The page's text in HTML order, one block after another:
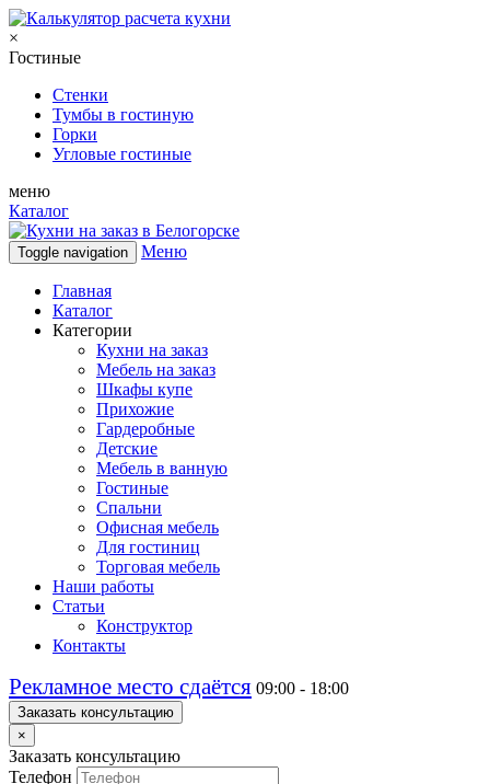
×
Гостиные
Стенки
Тумбы в гостиную
Горки
Угловые гостиные
меню
Каталог
Toggle navigation Меню
Главная
Каталог
Категории
Кухни на заказ
Мебель на заказ
Шкафы купе
Прихожие
Гардеробные
Детские
Мебель в ванную
Гостиные
Спальни
Офисная мебель
Для гостиниц
Торговая мебель
Наши работы
Статьи
Конструктор
Контакты
Рекламное место сдаётся 09:00 - 18:00
Заказать консультацию
×
Заказать консультацию
Телефон